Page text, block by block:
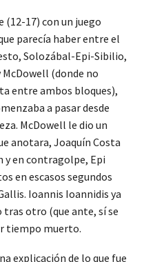
(12-17) con un juego
parecía haber entre el
Solozábal-Epi-Sibilio,
(donde no
entre ambos bloques),
a pasar desde
McDowell le dio un
anotara, Joaquín Costa
y en contragolpe, Epi
en escasos segundos
Ioannis Ioannidis ya
otro (que ante, sí se
tiempo muerto.